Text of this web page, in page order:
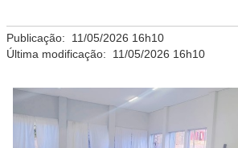
Publicação: 11/05/2026 16h10
Última modificação: 11/05/2026 16h10